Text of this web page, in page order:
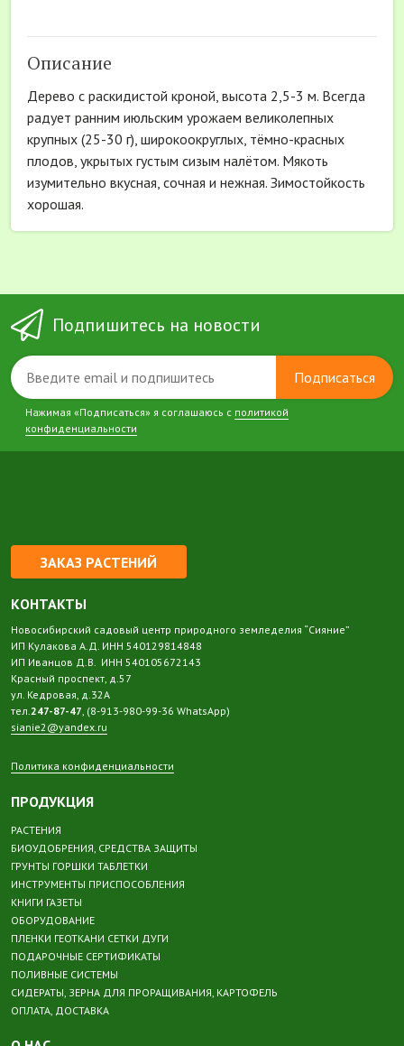
Описание
Дерево с раскидистой кроной, высота 2,5-3 м. Всегда
радует ранним июльским урожаем великолепных
крупных (25-30 г), широкоокруглых, тёмно-красных
плодов, укрытых густым сизым налётом. Мякоть
изумительно вкусная, сочная и нежная. Зимостойкость
хорошая.
Подпишитесь на новости
Подписаться
Нажимая «Подписаться» я соглашаюсь с политикой
конфиденциальности
ЗАКАЗ РАСТЕНИЙ
КОНТАКТЫ
Новосибирский садовый центр природного земледелия “Сияние”
ИП Кулакова А.Д. ИНН 540129814848
ИП Иванцов Д.В. ИНН 540105672143
Красный проспект, д.57
ул. Кедровая, д.32А
тел.247-87-47, (8-913-980-99-36 WhatsApp)
sianie2@yandex.ru
Политика конфиденциальности
ПРОДУКЦИЯ
РАСТЕНИЯ
БИОУДОБРЕНИЯ, СРЕДСТВА ЗАЩИТЫ
ГРУНТЫ ГОРШКИ ТАБЛЕТКИ
ИНСТРУМЕНТЫ ПРИСПОСОБЛЕНИЯ
КНИГИ ГАЗЕТЫ
ОБОРУДОВАНИЕ
ПЛЕНКИ ГЕОТКАНИ СЕТКИ ДУГИ
ПОДАРОЧНЫЕ СЕРТИФИКАТЫ
ПОЛИВНЫЕ СИСТЕМЫ
СИДЕРАТЫ, ЗЕРНА ДЛЯ ПРОРАЩИВАНИЯ, КАРТОФЕЛЬ
ОПЛАТА, ДОСТАВКА